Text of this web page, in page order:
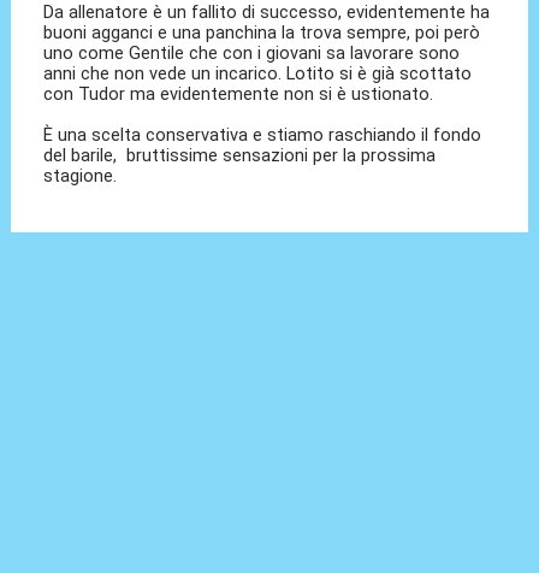
Da allenatore è un fallito di successo, evidentemente ha
buoni agganci e una panchina la trova sempre, poi però
uno come Gentile che con i giovani sa lavorare sono
anni che non vede un incarico. Lotito si è già scottato
con Tudor ma evidentemente non si è ustionato.
È una scelta conservativa e stiamo raschiando il fondo
del barile, bruttissime sensazioni per la prossima
stagione.